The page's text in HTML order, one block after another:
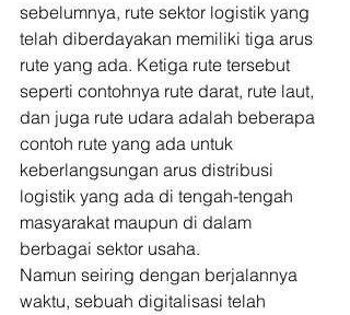
sebelumnya, rute sektor logistik yang
telah diberdayakan memiliki tiga arus
rute yang ada. Ketiga rute tersebut
seperti contohnya rute darat, rute laut,
dan juga rute udara adalah beberapa
contoh rute yang ada untuk
keberlangsungan arus distribusi
logistik yang ada di tengah-tengah
masyarakat maupun di dalam
berbagai sektor usaha.
Namun seiring dengan berjalannya
waktu, sebuah digitalisasi telah